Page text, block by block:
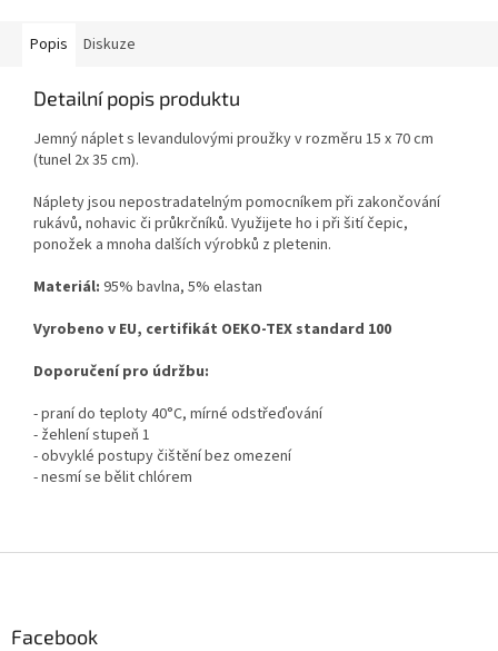
Popis Diskuze
Detailní popis produktu
Jemný náplet s levandulovými proužky v rozměru 15 x 70 cm
(tunel 2x 35 cm).
Náplety jsou nepostradatelným pomocníkem při zakončování
rukávů, nohavic či průkrčníků. Využijete ho i při šití čepic,
ponožek a mnoha dalších výrobků z pletenin.
Materiál: 95% bavlna, 5% elastan
Vyrobeno v EU, certifikát OEKO-TEX standard 100
Doporučení pro údržbu:
- praní do teploty 40°C, mírné odstřeďování
- žehlení stupeň 1
- obvyklé postupy čištění bez omezení
- nesmí se bělit chlórem
Facebook